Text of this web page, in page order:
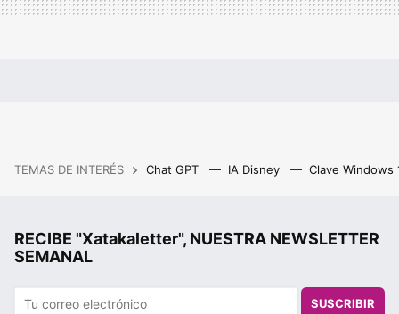
TEMAS DE INTERÉS Chat GPT IA Disney Clave Windows
RECIBE "Xatakaletter", NUESTRA NEWSLETTER
SEMANAL
SUSCRIBIR